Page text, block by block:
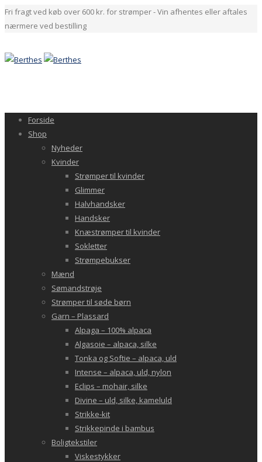
Fri fragt ved køb over 600 kr. for strømper - Vin afhentes eller aftales
nærmere ved bestilling
Forside
Shop
Nyheder
Kvinder
Strømper til kvinder
Glimmer
Halvhandsker
Handsker
Knæstrømper til kvinder
Sokletter
Strømpebukser
Mænd
Sømandstrøje
Strømper til søde børn
Garn – Plassard
Alpaga – 100% alpaca
Algasoie – alpaca, silke
Tonka og Softie – alpaca, uld
Intense – alpaca, uld, nylon
Eclips – mohair, silke
Divine – uld, silke, kameluld
Strikke-kit
Strikkepinde i bambus
Boligtekstiler
Viskestykker